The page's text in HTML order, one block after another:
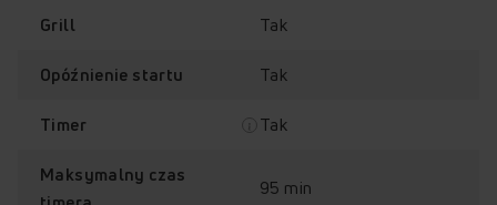
Programy gotowe
Grill Tak
Opóźnienie startu Tak
Timer Tak
Maksymalny czas
95 min